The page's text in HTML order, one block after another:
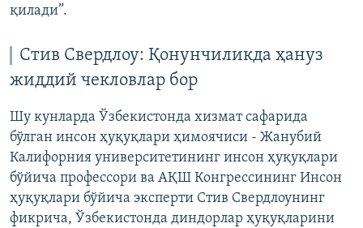
қилади”.
Стив Свердлоу: Қонунчиликда ҳануз
жиддий чекловлар бор
Шу кунларда Ўзбекистонда хизмат сафарида
бўлган инсон ҳуқуқлари ҳимоячиси - Жанубий
Калифорния университетининг инсон ҳуқуқлари
бўйича профессори ва АҚШ Конгрессининг Инсон
ҳуқуқлари бўйича эксперти Стив Свердлоунинг
фикрича, Ўзбекистонда диндорлар ҳуқуқларини